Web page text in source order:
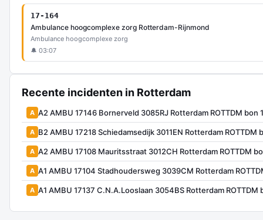
17-164
Ambulance hoogcomplexe zorg Rotterdam-Rijnmond
Ambulance hoogcomplexe zorg
🔔 03:07
Recente incidenten in Rotterdam
A A2 AMBU 17146 Bornerveld 3085RJ Rotterdam ROTTDM bon
A B2 AMBU 17218 Schiedamsedijk 3011EN Rotterdam ROTTDM
A A2 AMBU 17108 Mauritsstraat 3012CH Rotterdam ROTTDM
A A1 AMBU 17104 Stadhoudersweg 3039CM Rotterdam
A A1 AMBU 17137 C.N.A.Looslaan 3054BS Rotterdam ROTTDM